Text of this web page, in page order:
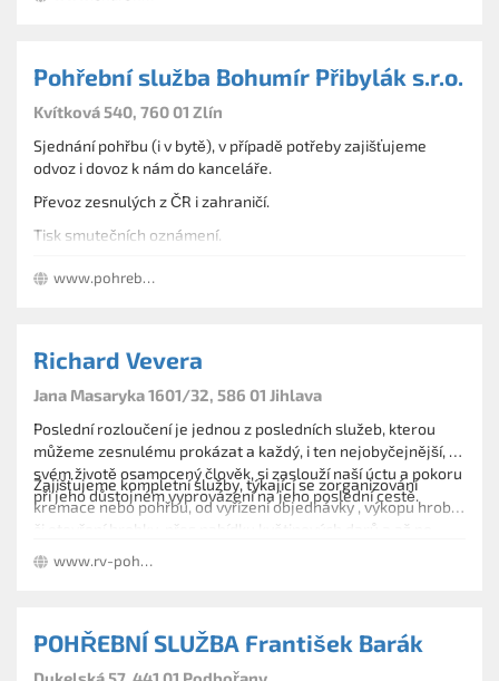
Pohřební služba Bohumír Přibylák s.r.o.
Kvítková 540, 760 01 Zlín
Sjednání pohřbu (i v bytě), v případě potřeby zajišťujeme
odvoz i dovoz k nám do kanceláře.
Převoz zesnulých z ČR i zahraničí.
Tisk smutečních oznámení.
Zajištění květinových darů, dopravy, výkopu hrobu. Prodej
hřbitovního zboží.
www.pohrebnisluzbapribylak.cz/
Richard Vevera
Jana Masaryka 1601/32, 586 01 Jihlava
Poslední rozloučení je jednou z posledních služeb, kterou
můžeme zesnulému prokázat a každý, i ten nejobyčejnější, ve
svém životě osamocený člověk, si zaslouží naší úctu a pokoru
při jeho důstojném vyprovázení na jeho poslední cestě.
Zajišťujeme kompletní služby, týkající se zorganizování
kremace nebo pohřbu, od vyřízení objednávky , výkopu hrobu
či otevření hrobky, přes nabídku květinových darů a až po
zajištění živé hudby.
www.rv-pohrebnisluzba.cz
POHŘEBNÍ SLUŽBA František Barák